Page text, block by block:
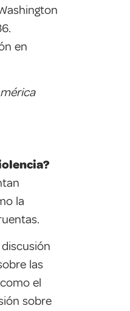
en
la
las
el
sobre